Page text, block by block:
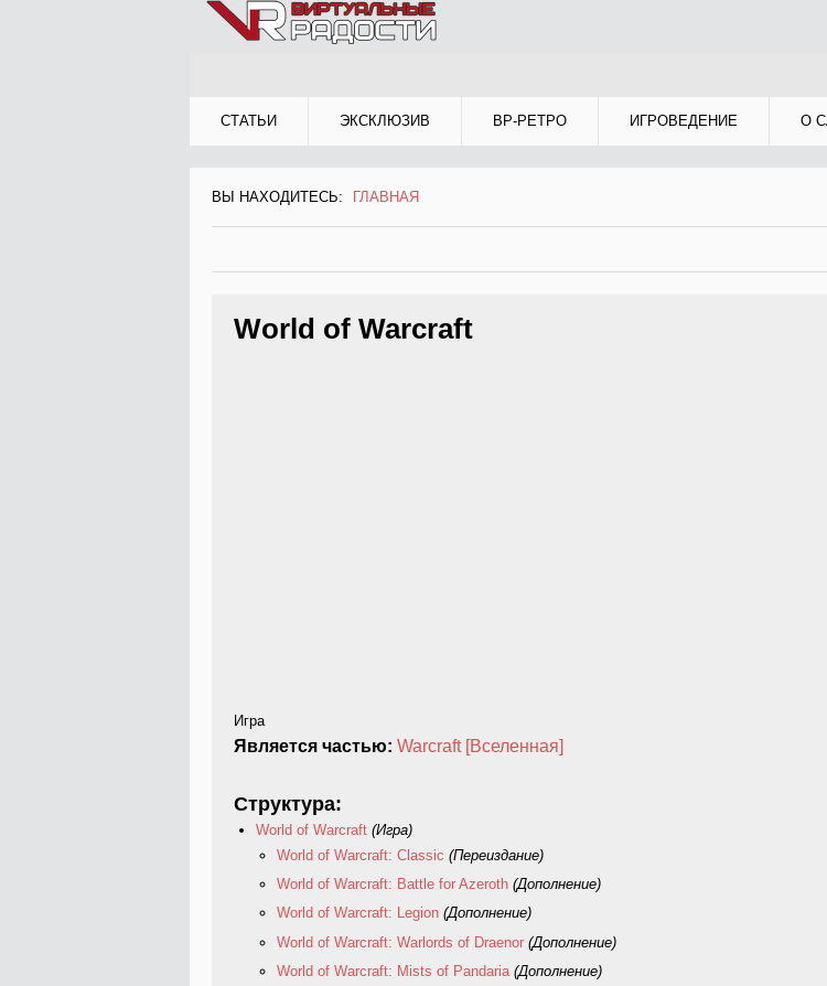
СТАТЬИ ЭКСКЛЮЗИВ ВР-РЕТРО ИГРОВЕДЕНИЕ О
ВЫ НАХОДИТЕСЬ:
ВЫ НАХОДИТЕСЬ
ГЛАВНАЯ
World of Warcraft
Игра
Является частью: Warcraft [Вселенная]
Структура:
World of Warcraft (Игра)
World of Warcraft: Classic (Переиздание)
World of Warcraft: Battle for Azeroth (Дополнение)
World of Warcraft: Legion (Дополнение)
World of Warcraft: Warlords of Draenor (Дополнение)
World of Warcraft: Mists of Pandaria (Дополнение)